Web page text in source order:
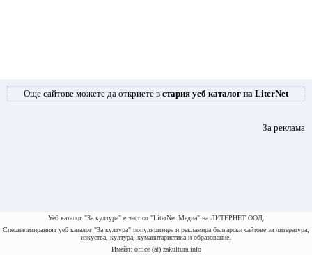
Още сайтове можете да откриете в стария уеб каталог на LiterNet
За реклама
Уеб каталог "За култура" е част от "LiterNet Медиа" на ЛИТЕРНЕТ ООД.
Специализираният уеб каталог "За култура" популяризира и рекламира български сайтове за литература,
изкуства, култура, хуманитаристика и образование.
Имейл: office (at) zakultura.info